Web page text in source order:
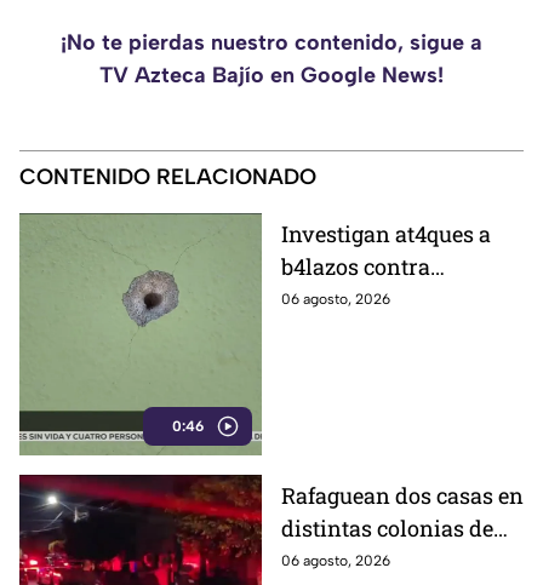
¡No te pierdas nuestro contenido, sigue a
TV Azteca Bajío en Google News!
CONTENIDO RELACIONADO
0:46
Investigan at4ques a
b4lazos contra
distintos domicilios en
06 agosto, 2026
Rafaguean dos casas en
distintas colonias de
Celaya; esto fue lo que
06 agosto, 2026